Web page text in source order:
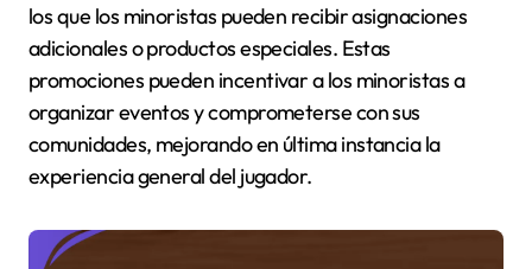
los que los minoristas pueden recibir asignaciones
adicionales o productos especiales. Estas
promociones pueden incentivar a los minoristas a
organizar eventos y comprometerse con sus
comunidades, mejorando en última instancia la
experiencia general del jugador.